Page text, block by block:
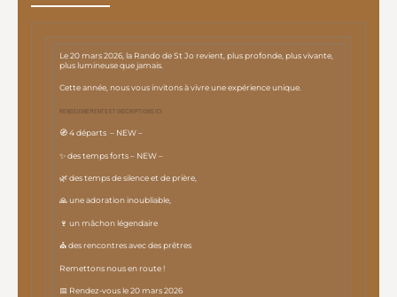
Le 20 mars 2026, la Randode St Jo revient, plus profonde, plus vivante,
plus lumineuse que jamais.
Cette année, nous vous invitons à vivre une expérience unique.
RENSEIGNEMENTS ET INSCRIPTIONS ICI
🧭 4 départs – NEW –
✨ des temps forts – NEW –
🌿 des temps de silence et de prière,
🙏 une adoration inoubliable,
🍷 un mâchon légendaire
⛪ des rencontres avec des prêtres
Remettons nous en route !
📅 Rendez-vous le 20 mars 2026